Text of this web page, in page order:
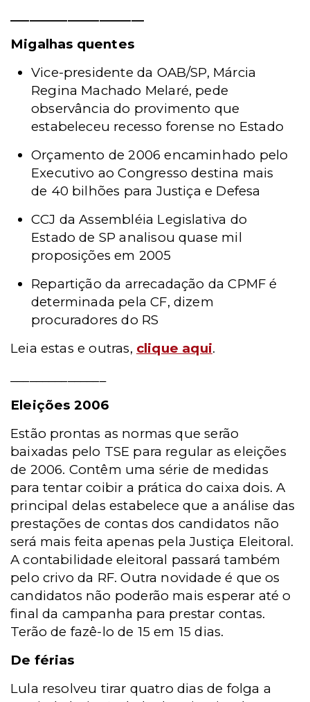
Migalhas quentes
Vice-presidente da OAB/SP, Márcia
Regina Machado Melaré, pede
observância do provimento que
estabeleceu recesso forense no Estado
Orçamento de 2006 encaminhado pelo
Executivo ao Congresso destina mais
de 40 bilhões para Justiça e Defesa
CCJ da Assembléia Legislativa do
Estado de SP analisou quase mil
proposições em 2005
Repartição da arrecadação da CPMF é
determinada pela CF, dizem
procuradores do RS
Leia estas e outras, clique aqui.
Eleições 2006
Estão prontas as normas que serão
baixadas pelo TSE para regular as eleições
de 2006. Contêm uma série de medidas
para tentar coibir a prática do caixa dois. A
principal delas estabelece que a análise das
prestações de contas dos candidatos não
será mais feita apenas pela Justiça Eleitoral.
A contabilidade eleitoral passará também
pelo crivo da RF. Outra novidade é que os
candidatos não poderão mais esperar até o
final da campanha para prestar contas.
Terão de fazê-lo de 15 em 15 dias.
De férias
Lula resolveu tirar quatro dias de folga a